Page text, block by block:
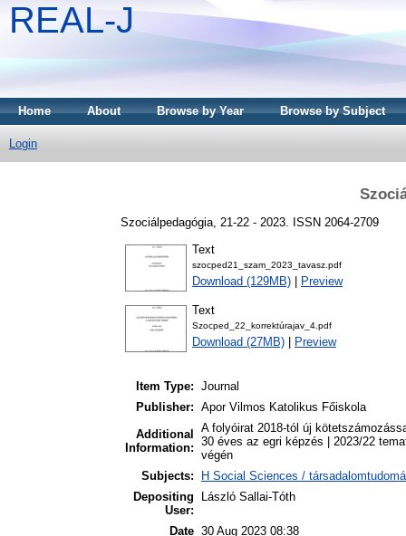
REAL-J
Home About Browse by Year Browse by Subject
Login
Szociálpedagógia, 21-22 - 2023. ISSN 2064-2709
Text
szocped21_szam_2023_tavasz.pdf
Download (129MB) Preview
Text
Szocped_22_korrektúrajav_4.pdf
Download (27MB) Preview
Item Type: Journal
Publisher: Apor Vilmos Katolikus Főiskola
Additional
Information:
A folyóirat 2018-tól új
30 éves az egri képzés | 2023/22
végén
Subjects:
H Social Sciences /
Depositing
User:
László Sallai-Tóth
Date 30 Aug 2023 08:38